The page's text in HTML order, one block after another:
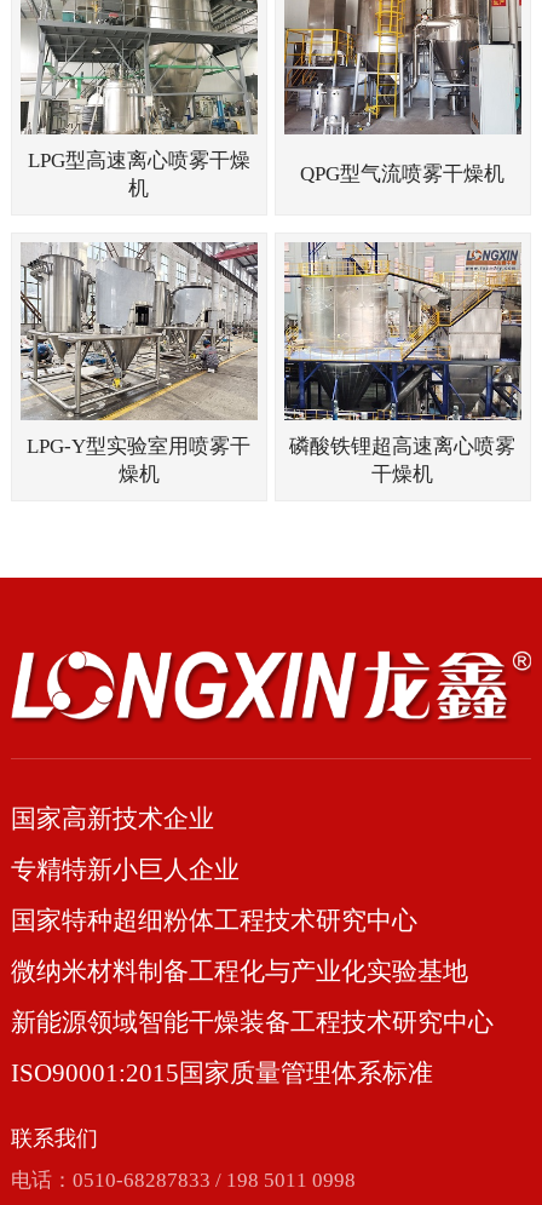
LPG型高速离心喷雾干燥
机
QPG型气流喷雾干燥机
LPG-Y型实验室用喷雾干
燥机
磷酸铁锂超高速离心喷雾
干燥机
国家高新技术企业
专精特新小巨人企业
国家特种超细粉体工程技术研究中心
微纳米材料制备工程化与产业化实验基地
新能源领域智能干燥装备工程技术研究中心
ISO90001:2015国家质量管理体系标准
联系我们
电话：0510-68287833 / 198 5011 0998